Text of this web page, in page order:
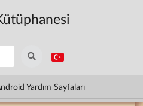
Yardım Sayfaları